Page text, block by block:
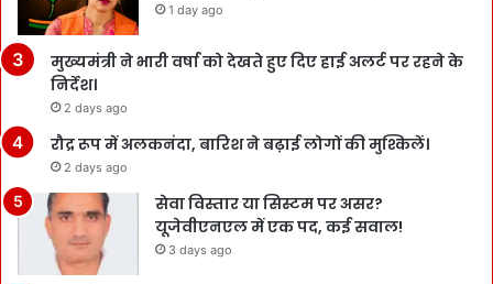
1 day ago
मुख्यमंत्री ने भारी वर्षा को देखते हुए दिए हाई अलर्ट पर रहने के
निर्देश।
2 days ago
रौद्र रूप में अलकनंदा, बारिश ने बढ़ाई लोगों की मुश्किलें।
2 days ago
सेवा विस्तार या सिस्टम पर असर?
यूजेवीएनएल में एक पद, कई सवाल!
3 days ago